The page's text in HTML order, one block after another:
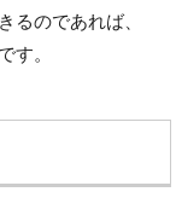
るのであれば、
す。